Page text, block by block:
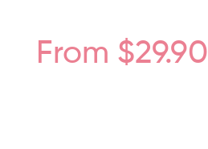
From $29.90